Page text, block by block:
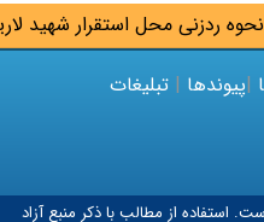
محل استقرار شهید
|پیوندها | تبلیغات
استفاده از مطالب با ذکر منبع آزاد